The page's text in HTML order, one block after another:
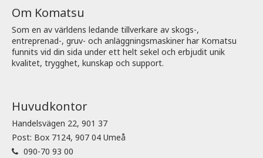
Om Komatsu
Som en av världens ledande tillverkare av skogs-,
entreprenad-, gruv- och anläggningsmaskiner har Komatsu
funnits vid din sida under ett helt sekel och erbjudit unik
kvalitet, trygghet, kunskap och support.
Huvudkontor
Handelsvägen 22, 901 37
Post: Box 7124, 907 04 Umeå
090-70 93 00